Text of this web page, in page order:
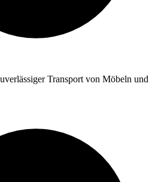
Transport von Möbeln und